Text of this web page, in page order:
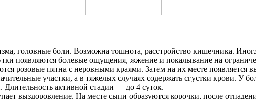
головные боли. Возможна тошнота, расстройство кишечника.
появляются болевые ощущения, жжение и покалывание на
розовые пятна с неровными краями. Затем на их месте
участки, а в тяжелых случаях содержать сгустки крови. У
Длительность активной стадии — до 4 суток.
выздоровление. На месте сыпи образуются корочки, после